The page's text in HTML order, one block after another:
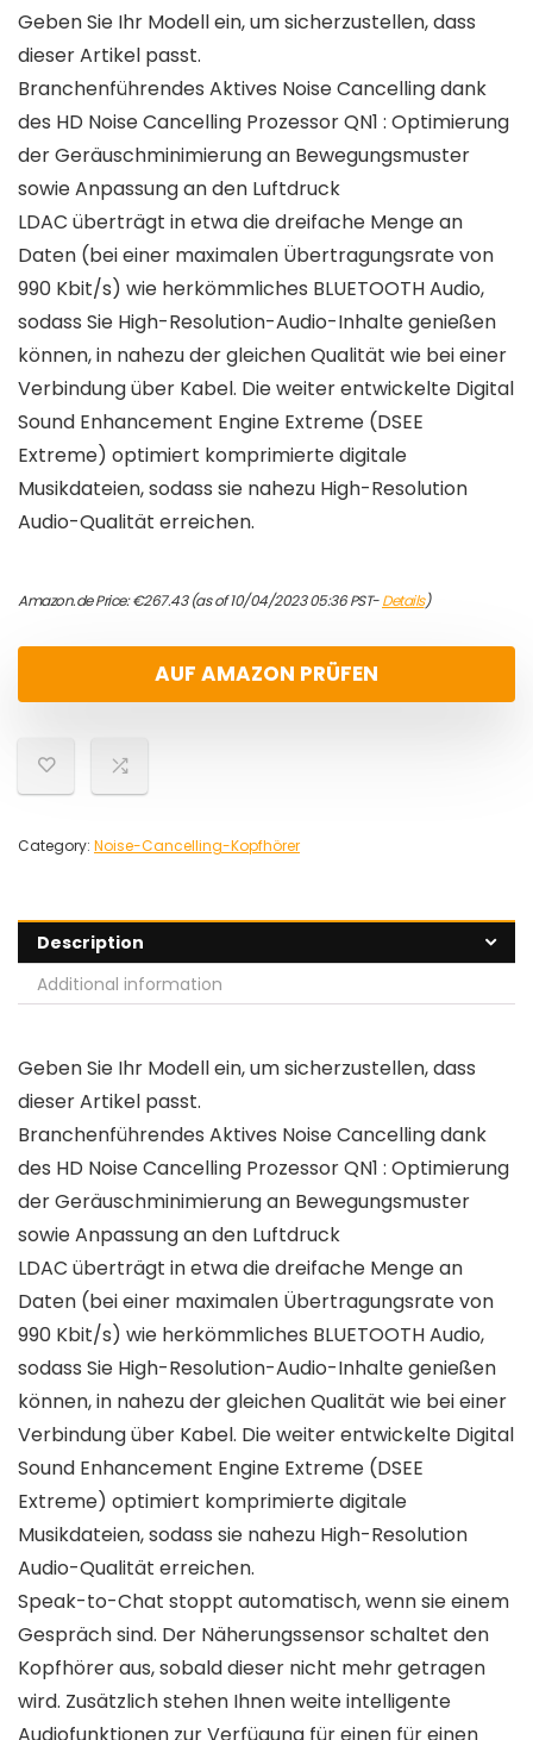
Geben Sie Ihr Modell ein, um sicherzustellen, dass
dieser Artikel passt.
Branchenführendes Aktives Noise Cancelling dank
des HD Noise Cancelling Prozessor QN1 : Optimierung
der Geräuschminimierung an Bewegungsmuster
sowie Anpassung an den Luftdruck
LDAC überträgt in etwa die dreifache Menge an
Daten (bei einer maximalen Übertragungsrate von
990 Kbit/s) wie herkömmliches BLUETOOTH Audio,
sodass Sie High-Resolution-Audio-Inhalte genießen
können, in nahezu der gleichen Qualität wie bei einer
Verbindung über Kabel. Die weiter entwickelte Digital
Sound Enhancement Engine Extreme (DSEE
Extreme) optimiert komprimierte digitale
Musikdateien, sodass sie nahezu High-Resolution
Audio-Qualität erreichen.
Amazon.de Price:€267.43(as of 10/04/2023 05:36 PST-Details)
AUF AMAZON PRÜFEN
Category: Noise-Cancelling-Kopfhörer
Description
Additional information
Geben Sie Ihr Modell ein, um sicherzustellen, dass
dieser Artikel passt.
Branchenführendes Aktives Noise Cancelling dank
des HD Noise Cancelling Prozessor QN1 : Optimierung
der Geräuschminimierung an Bewegungsmuster
sowie Anpassung an den Luftdruck
LDAC überträgt in etwa die dreifache Menge an
Daten (bei einer maximalen Übertragungsrate von
990 Kbit/s) wie herkömmliches BLUETOOTH Audio,
sodass Sie High-Resolution-Audio-Inhalte genießen
können, in nahezu der gleichen Qualität wie bei einer
Verbindung über Kabel. Die weiter entwickelte Digital
Sound Enhancement Engine Extreme (DSEE
Extreme) optimiert komprimierte digitale
Musikdateien, sodass sie nahezu High-Resolution
Audio-Qualität erreichen.
Speak-to-Chat stoppt automatisch, wenn sie einem
Gespräch sind. Der Näherungssensor schaltet den
Kopfhörer aus, sobald dieser nicht mehr getragen
wird. Zusätzlich stehen Ihnen weite intelligente